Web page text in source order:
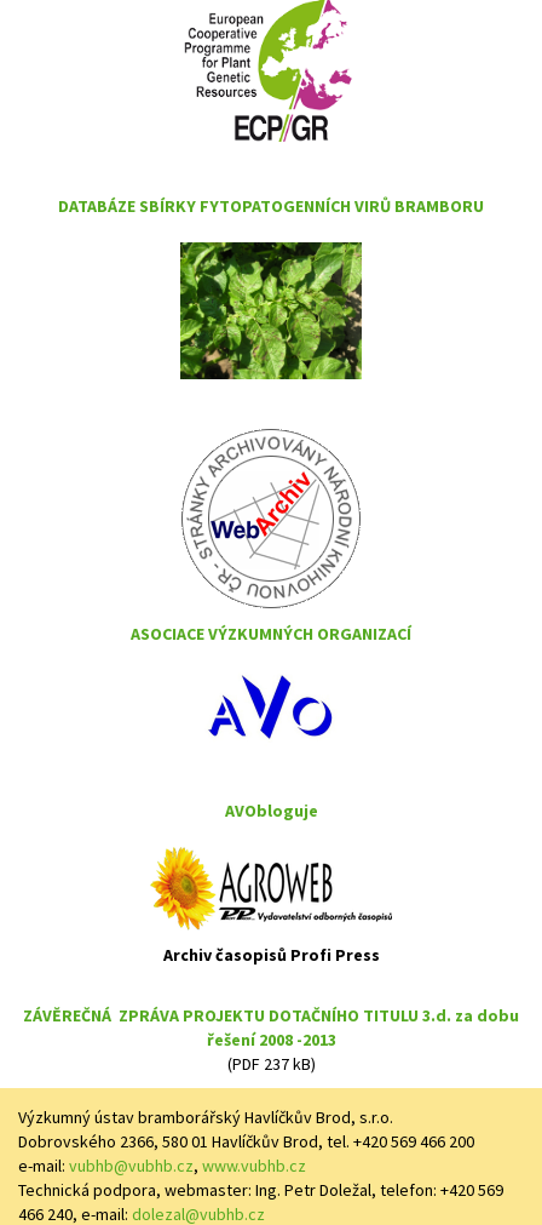
DATABÁZE SBÍRKY FYTOPATOGENNÍCH VIRŮ BRAMBORU
ASOCIACE VÝZKUMNÝCH ORGANIZACÍ
AVObloguje
Archiv časopisů Profi Press
ZÁVĚREČNÁ ZPRÁVA PROJEKTU DOTAČNÍHO TITULU 3.d. za dobu
řešení 2008 -2013
(PDF 237 kB)
Výzkumný ústav bramborářský Havlíčkův Brod, s.r.o.
Dobrovského 2366, 580 01 Havlíčkův Brod, tel. +420 569 466 200
e-mail: vubhb@vubhb.cz, www.vubhb.cz
Technická podpora, webmaster: Ing. Petr Doležal, telefon: +420 569
466 240, e-mail: dolezal@vubhb.cz